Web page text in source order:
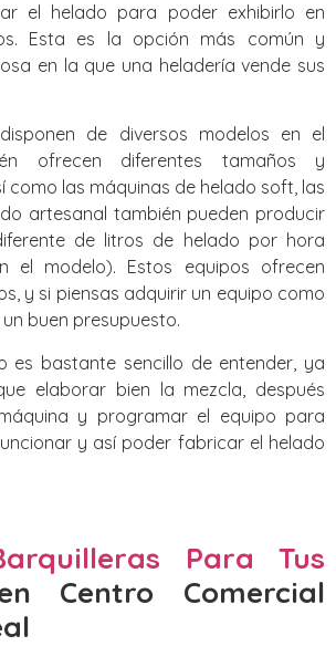
el helado para poder exhibirlo en
Esta es la opción más común y
en la que una heladería vende sus
de diversos modelos en el
ofrecen diferentes tamaños y
como las máquinas de helado soft, las
artesanal también pueden producir
de litros de helado por hora
el modelo). Estos equipos ofrecen
y si piensas adquirir un equipo como
buen presupuesto.
es bastante sencillo de entender, ya
elaborar bien la mezcla, después
y programar el equipo para
y así poder fabricar el helado
Para Tus
Centro Comercial